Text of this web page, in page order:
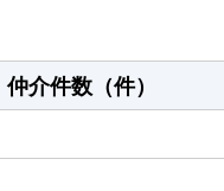
仲介件数（件）